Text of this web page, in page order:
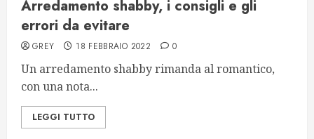
Arredamento shabby, i consigli e gli
errori da evitare
GREY 18 FEBBRAIO 2022 0
Un arredamento shabby rimanda al romantico,
con una nota...
LEGGI TUTTO